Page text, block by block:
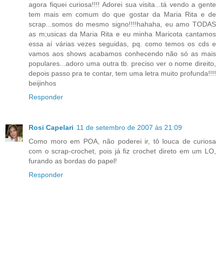
agora fiquei curiosa!!!! Adorei sua visita...tá vendo a gente
tem mais em comum do que gostar da Maria Rita e de
scrap...somos do mesmo signo!!!!hahaha, eu amo TODAS
as m;usicas da Maria Rita e eu minha Maricota cantamos
essa aí várias vezes seguidas, pq. como temos os cds e
vamos aos shows acabamos conhecendo não só as mais
populares...adoro uma outra tb. preciso ver o nome direito,
depois passo pra te contar, tem uma letra muito profunda!!!!
beijinhos
Responder
Rosi Capelari 11 de setembro de 2007 às 21:09
Como moro em POA, não poderei ir, tô louca de curiosa
com o scrap-crochet, pois já fiz crochet direto em um LO,
furando as bordas do papel!
Responder